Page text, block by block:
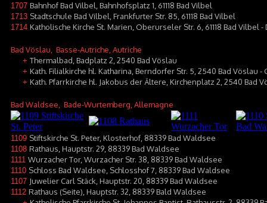
1707 Bahnhof Bad Vilbel, Bahnhofsplatz 1, 61118 Bad Vilbel
1713 Stadtschule Bad Vilbel, Frankfurter Str. 85, 61118 Bad Vilbel
1714 Katholische Kirche St. Marien, Oberurseler Str. 6, 61118 Bad Vilbel
Bad Vöslau , Basse-Autriche, Autriche
+ Thermalbad, Badplatz 2, 2540 Bad Vöslau
+ Kath. Filialkirche hl. Katharina, Berndorfer Str. 5, 2540 Bad Vöslau -
+ Kath. Pfarrkirche hl. Jakobus der Ältere, Kirchenplatz 2, 2540 Bad
Bad Waldsee , Bade-Wurtemberg, Allemagne
1109 Stiftskirche St. Peter, Klosterhof, 88339 Bad Waldsee
1108 Rathaus, Hauptstr. 29, 88339 Bad Waldsee
1111 Wurzacher Tor, Wurzacher Str. 38, 88339 Bad Waldsee
1110 Schloss Bad Waldsee, Schlosshof 7, 88339 Bad Waldsee
1107 Juwelier Carl Stäck, Hauptstr. 20, 88339 Bad Waldsee
1112 Rathaus (Seite), Hauptstr. 32, 88339 Bald Waldsee